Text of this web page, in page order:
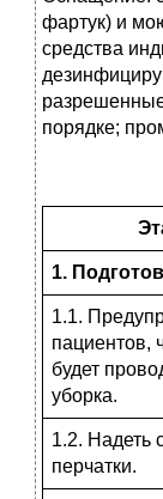
фартук) и
средства
порядке;
1.
1.1.
пациентов,
будет
уборка.
1.2. Надеть
перчатки.